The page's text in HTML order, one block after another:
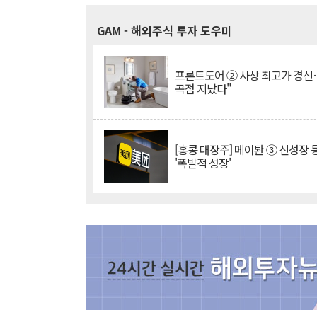
GAM - 해외주식 투자 도우미
프론트도어 ② 사상 최고가 경
곡점 지났다"
[홍콩 대장주] 메이퇀 ③ 신성장
'폭발적 성장'